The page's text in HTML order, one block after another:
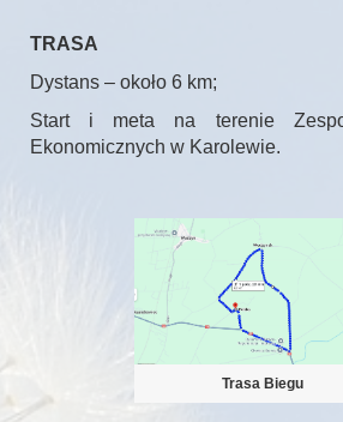
TRASA
Dystans – około 6 km;
Start i meta na terenie
Ekonomicznych w Karolewie.
Trasa Biegu